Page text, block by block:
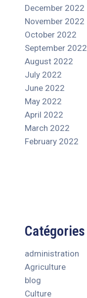
December 2022
November 2022
October 2022
September 2022
August 2022
July 2022
June 2022
May 2022
April 2022
March 2022
February 2022
Catégories
administration
Agriculture
blog
Culture